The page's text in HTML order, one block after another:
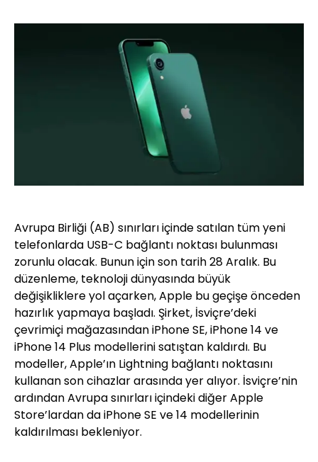
Avrupa Birliği (AB) sınırları içinde satılan tüm yeni
telefonlarda USB-C bağlantı noktası bulunması
zorunlu olacak. Bunun için son tarih 28 Aralık. Bu
düzenleme, teknoloji dünyasında büyük
değişikliklere yol açarken, Apple bu geçişe önceden
hazırlık yapmaya başladı. Şirket, İsviçre’deki
çevrimiçi mağazasından iPhone SE, iPhone 14 ve
iPhone 14 Plus modellerini satıştan kaldırdı. Bu
modeller, Apple’ın Lightning bağlantı noktasını
kullanan son cihazlar arasında yer alıyor. İsviçre’nin
ardından Avrupa sınırları içindeki diğer Apple
Store’lardan da iPhone SE ve 14 modellerinin
kaldırılması bekleniyor.